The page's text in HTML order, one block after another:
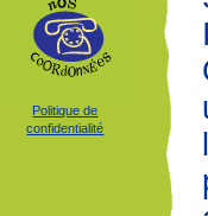
Politique de
confidentialité